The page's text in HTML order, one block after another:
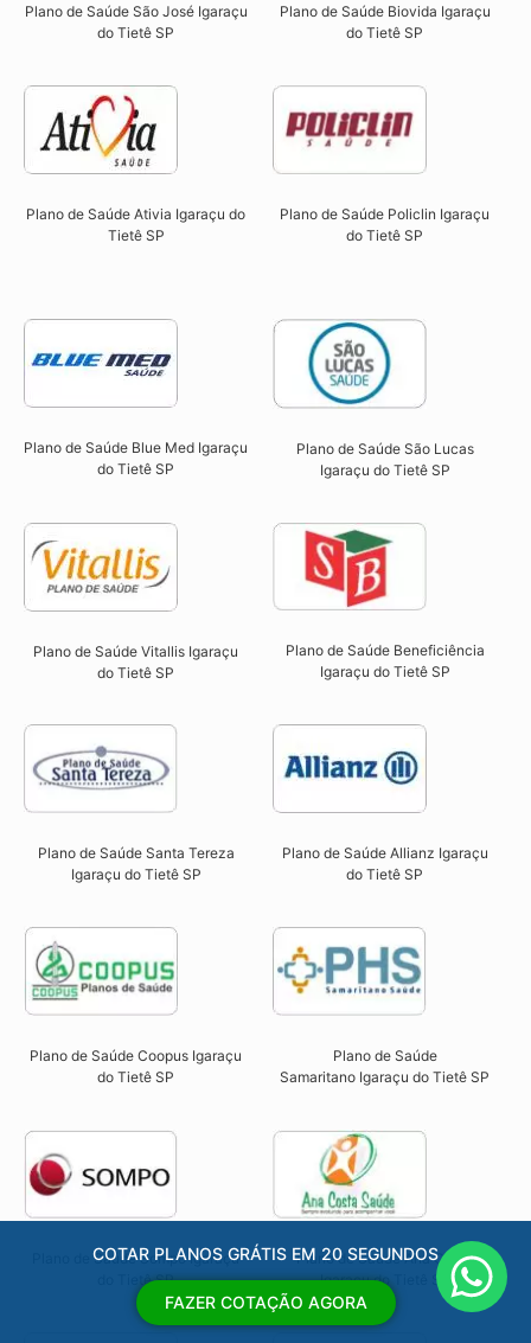
Plano de Saúde São José Igaraçu
do Tietê SP​
Plano de Saúde Biovida Igaraçu
do Tietê SP​
Plano de Saúde Ativia Igaraçu do
Tietê SP​
Plano de Saúde Policlin Igaraçu
do Tietê SP​
Plano de Saúde Blue Med Igaraçu
do Tietê SP​
Plano de Saúde São Lucas
Igaraçu do Tietê SP​
Plano de Saúde Vitallis Igaraçu
do Tietê SP​
Plano de Saúde Beneficiência
Igaraçu do Tietê SP​
Plano de Saúde Santa Tereza
Igaraçu do Tietê SP​
Plano de Saúde Allianz Igaraçu
do Tietê SP​
Plano de Saúde Coopus Igaraçu
do Tietê SP​
Plano de Saúde
Samaritano Igaraçu do Tietê SP
Plano de Saúde Sompo Igaraçu
do Tietê SP​
Plano de Saúde Ana Costa
Igaraçu do Tietê SP​
COTAR PLANOS GRÁTIS EM 20 SEGUNDOS
FAZER COTAÇÃO AGORA